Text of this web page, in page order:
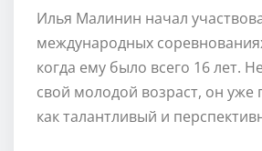
Илья Малинин начал
международных
когда ему было всего 16 лет.
свой молодой возраст, он уже
как талантливый и